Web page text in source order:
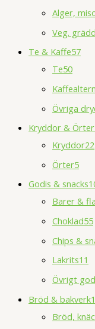
Alger,
Veg.
Te & Kaffe57
Te50
Övriga
Kryddor & Örter
Kryddor22
Örter5
Godis & snacks
Barer &
Choklad55
Chips &
Lakrits11
Övrigt
Bröd & bakverk
Bröd,